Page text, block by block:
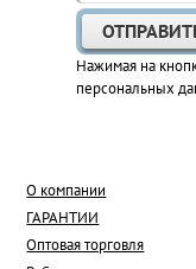
Нажимая на
персональных
О компании
ГАРАНТИИ
Оптовая торговля